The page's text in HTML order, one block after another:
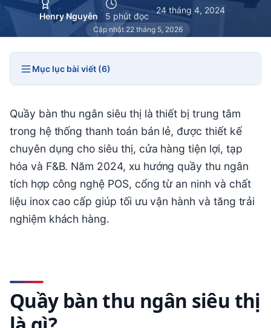
Henry Nguyễn
·
5 phút đọc
· 24 tháng 4, 2024 ·
Cập nhật 22 tháng 5, 2026
Mục lục bài viết (6)
Quầy bàn thu ngân siêu thị là thiết bị trung tâm
trong hệ thống thanh toán bán lẻ, được thiết kế
chuyên dụng cho siêu thị, cửa hàng tiện lợi, tạp
hóa và F&B. Năm 2024, xu hướng quầy thu ngân
tích hợp công nghệ POS, cổng từ an ninh và chất
liệu inox cao cấp giúp tối ưu vận hành và tăng trải
nghiệm khách hàng.
Quầy bàn thu ngân siêu thị